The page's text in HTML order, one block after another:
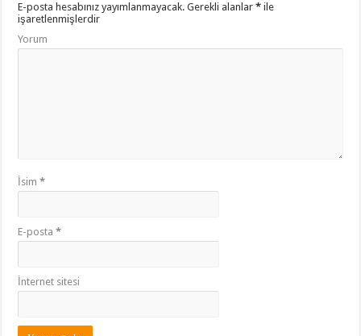
E-posta hesabınız yayımlanmayacak. Gerekli alanlar* ile
işaretlenmişlerdir
Yorum
İsim*
E-posta*
İnternet sitesi